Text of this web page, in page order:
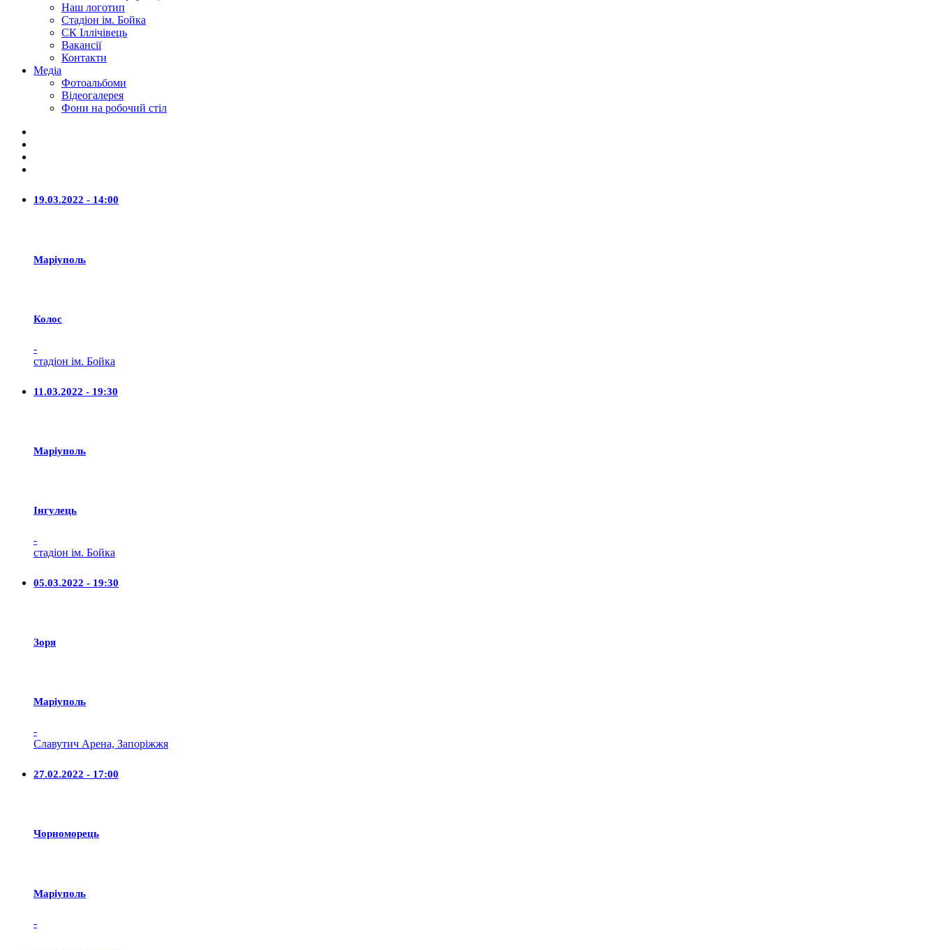
Наш логотип
Стадіон ім. Бойка
СК Іллічівець
Вакансії
Контакти
Медіа
Фотоальбоми
Відеогалерея
Фони на робочий стіл
19.03.2022 - 14:00
Маріуполь
Колос
-
стадіон ім. Бойка
11.03.2022 - 19:30
Маріуполь
Iнгулець
-
стадіон ім. Бойка
05.03.2022 - 19:30
Зоря
Маріуполь
-
Славутич Арена, Запоріжжя
27.02.2022 - 17:00
Чорноморець
Маріуполь
-